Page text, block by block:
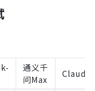
通义千
问Max